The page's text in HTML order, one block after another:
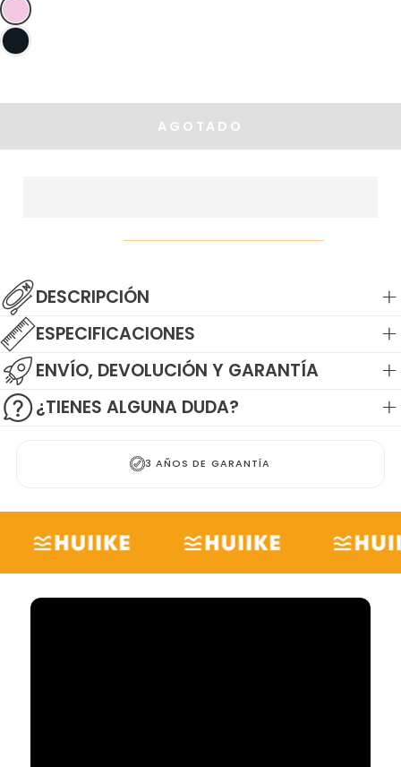
AGOTADO
DESCRIPCIÓN
ESPECIFICACIONES
ENVÍO, DEVOLUCIÓN Y GARANTÍA
¿TIENES ALGUNA DUDA?
+3.000 RESEÑAS POSITIVAS